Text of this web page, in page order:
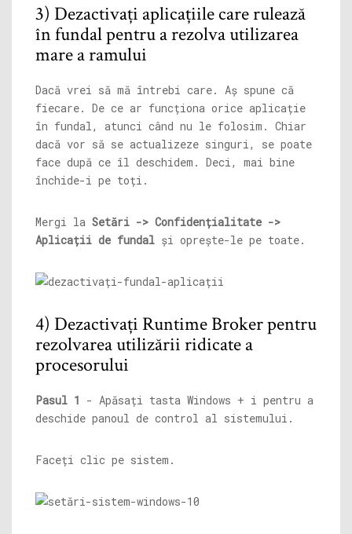
3) Dezactivați aplicațiile care rulează
în fundal pentru a rezolva utilizarea
mare a ramului
Dacă vrei să mă întrebi care. Aș spune că
fiecare. De ce ar funcționa orice aplicație
în fundal, atunci când nu le folosim. Chiar
dacă vor să se actualizeze singuri, se poate
face după ce îl deschidem. Deci, mai bine
închide-i pe toți.
Mergi la Setări -> Confidențialitate ->
Aplicații de fundal și oprește-le pe toate.
4) Dezactivați Runtime Broker pentru
rezolvarea utilizării ridicate a
procesorului
Pasul 1 - Apăsați tasta Windows + i pentru a
deschide panoul de control al sistemului.
Faceți clic pe sistem.